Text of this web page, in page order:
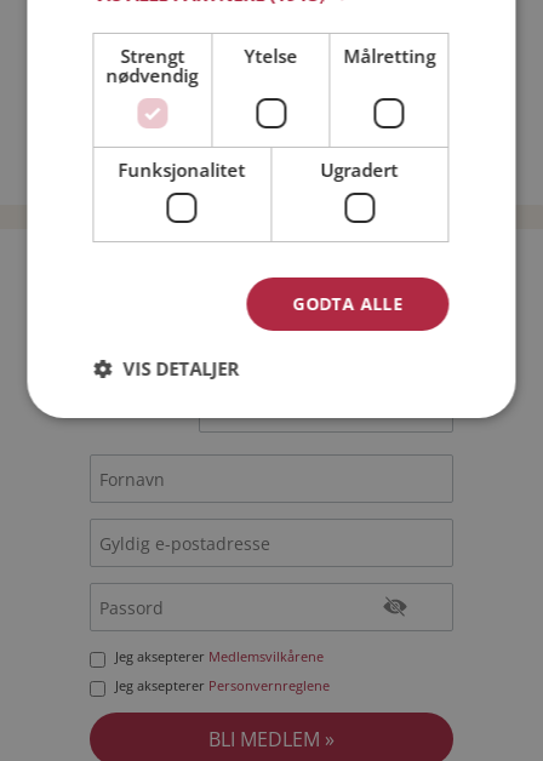
Kvinner fra Kåfjord
Menn fra Kåfjord
Date kvinner i Norge
Date menn i Norge
Bli medlem gratis!
Jeg aksepterer Medlemsvilkårene
Jeg aksepterer Personvernreglene
Strengt
nødvendig
Ytelse Målretting
Funksjonalitet Ugradert
GODTA ALLE
VIS DETALJER